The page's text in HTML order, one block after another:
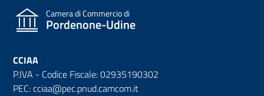
Camera di Commercio di
Pordenone-Udine
CCIAA
P.IVA - Codice Fiscale: 02935190302
PEC: cciaa@pec.pnud.camcom.it